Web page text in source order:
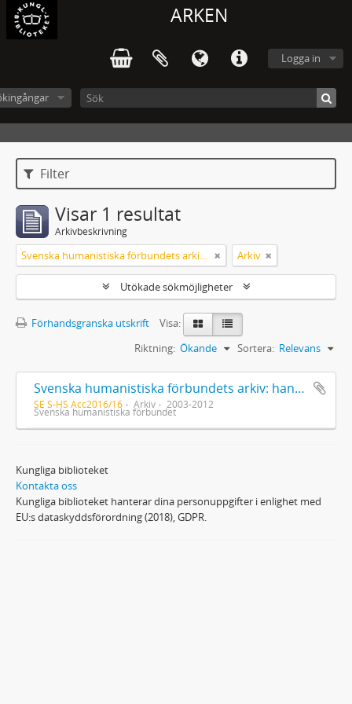
ARKEN
Logga in
Filter
Visar 1 resultat
Arkivbeskrivning
Svenska humanistiska förbundets arkiv: handlingar 2003-2012 Arkiv
Utökade sökmöjligheter
Förhandsgranska utskrift
Visa:
Sortera: Relevans
Riktning: Ökande
Svenska humanistiska förbundets arkiv: handlingar 2003-2012
SE S-HS Acc2016/16 Arkiv 2003-2012
Svenska humanistiska förbundet
Kungliga biblioteket
Kontakta oss
Kungliga biblioteket hanterar dina personuppgifter i enlighet med
EU:s dataskyddsförordning (2018), GDPR.